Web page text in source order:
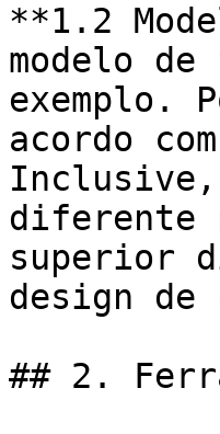
**1.2
modelo
exemplo.
acordo
Inclusive,
diferente
superior
design de
## 2.